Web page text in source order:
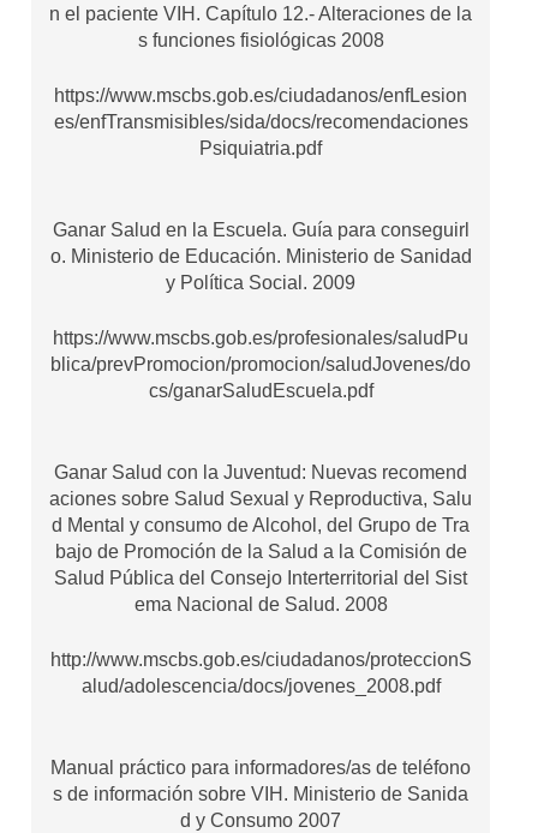
n el paciente VIH. Capítulo 12.- Alteraciones de la
s funciones fisiológicas 2008
https://www.mscbs.gob.es/ciudadanos/enfLesion
es/enfTransmisibles/sida/docs/recomendaciones
Psiquiatria.pdf
Ganar Salud en la Escuela. Guía para conseguirl
o. Ministerio de Educación. Ministerio de Sanidad
y Política Social. 2009
https://www.mscbs.gob.es/profesionales/saludPu
blica/prevPromocion/promocion/saludJovenes/do
cs/ganarSaludEscuela.pdf
Ganar Salud con la Juventud: Nuevas recomend
aciones sobre Salud Sexual y Reproductiva, Salu
d Mental y consumo de Alcohol, del Grupo de Tra
bajo de Promoción de la Salud a la Comisión de
Salud Pública del Consejo Interterritorial del Sist
ema Nacional de Salud. 2008
http://www.mscbs.gob.es/ciudadanos/proteccionS
alud/adolescencia/docs/jovenes_2008.pdf
Manual práctico para informadores/as de teléfono
s de información sobre VIH. Ministerio de Sanida
d y Consumo 2007